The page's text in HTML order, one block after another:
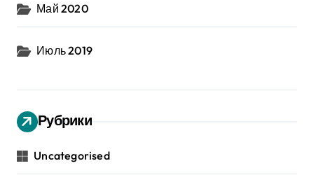
Май 2020
Июль 2019
Рубрики
Uncategorised